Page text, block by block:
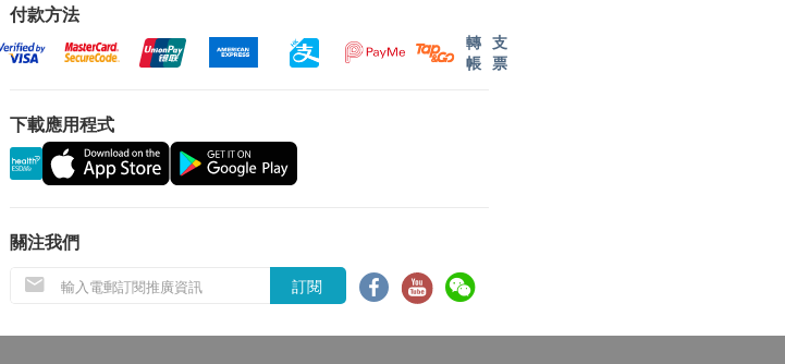
付款方法
轉
帳
支
票
下載應用程式
關注我們
訂閱